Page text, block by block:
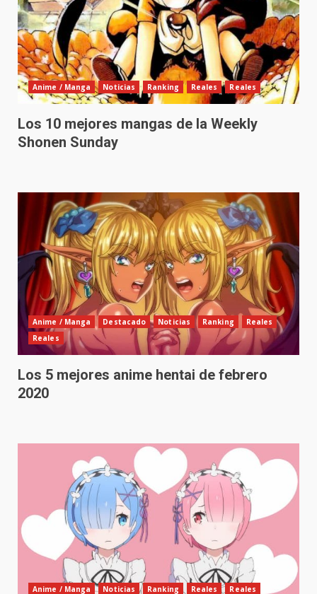
Anime / Manga Noticias Ranking Reales Reales
Los 10 mejores mangas de la Weekly
Shonen Sunday
Anime / Manga Destacado Noticias Ranking
Reales
Reales
Los 5 mejores anime hentai de febrero
2020
Anime / Manga Noticias Ranking Reales Reales